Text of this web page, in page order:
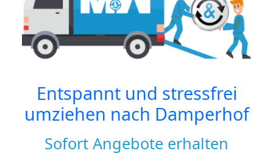
Entspannt und stressfrei
umziehen nach Damperhof
Sofort Angebote erhalten